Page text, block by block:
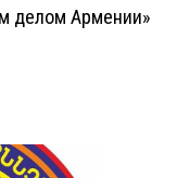
делом Армении»